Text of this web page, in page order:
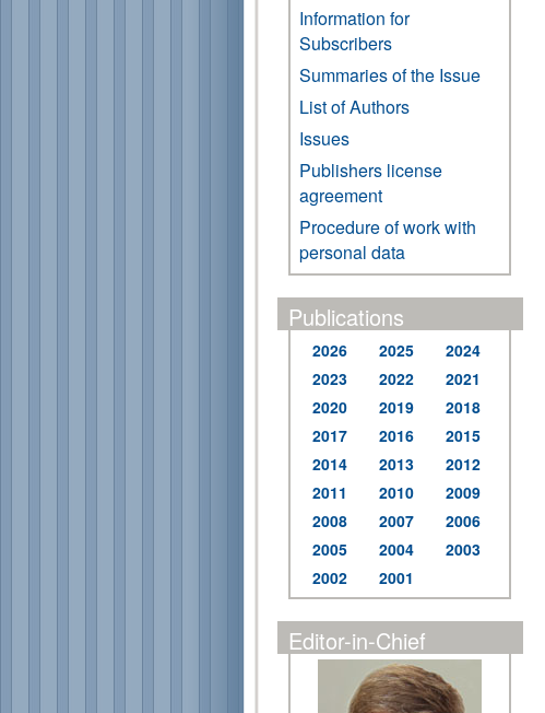
Information for
Subscribers
Summaries of the Issue
List of Authors
Issues
Publishers license
agreement
Procedure of work with
personal data
Publications
2026 2025
2024
2023
2022
2021
2020
2019
2018
2017
2016
2015
2014
2013
2012
2011
2010
2009
2008
2007
2006
2005
2004
2003
2002
2001
Editor-in-Chief